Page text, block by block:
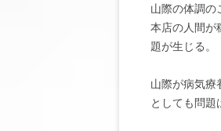
山際の体調の
本店の人間が
題が生じる。
山際が病気療
としても問題